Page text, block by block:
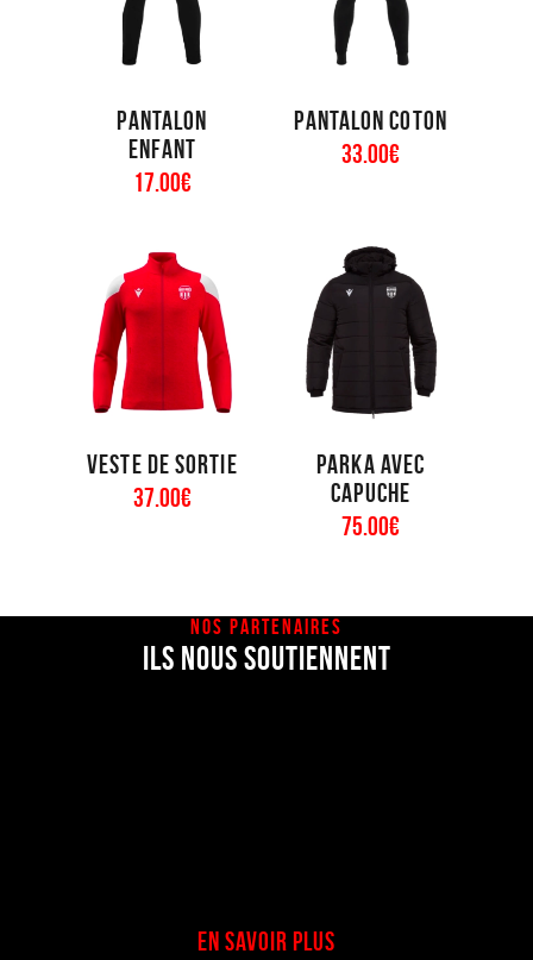
Pantalon
enfant
17.00€
Pantalon coton
33.00€
Veste de sortie
37 00€
Parka avec
capuche
75 .00€
NOS PARTENAIRES
ILS NOUS SOUTIENNENT
EN SAVOIR PLUS